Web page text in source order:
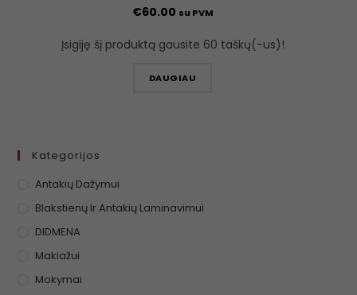
€60.00 su PVM
Įsigiję šį produktą gausite 60 taškų(-us)!
DAUGIAU
Kategorijos
Antakių Dažymui
Blakstienų Ir Antakių Laminavimui
DIDMENA
Makiažui
Mokymai